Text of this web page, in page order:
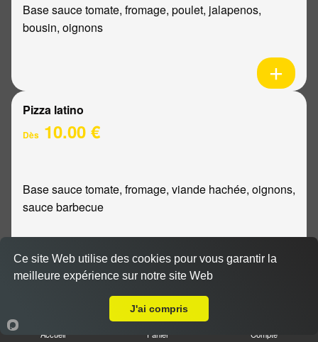
Base sauce tomate, fromage, poulet, jalapenos,
bousin, oignons
Pizza latino
Dès 10.00 €
Base sauce tomate, fromage, viande hachée, oignons,
sauce barbecue
Accueil Panier Compte
Ce site Web utilise des cookies pour vous garantir la
meilleure expérience sur notre site Web
J'ai compris